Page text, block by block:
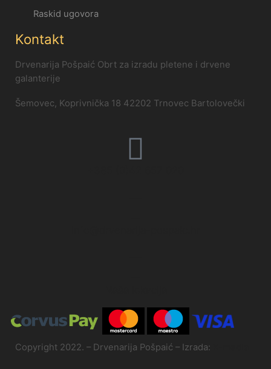
Raskid ugovora
Kontakt
Drvenarija Pošpaić Obrt za izradu pletene i drvene
galanterije
Šemovec, Koprivnička 18 42202 Trnovec Bartolovečki
Copyright 2022. – Drvenarija Pošpaić – Izrada: